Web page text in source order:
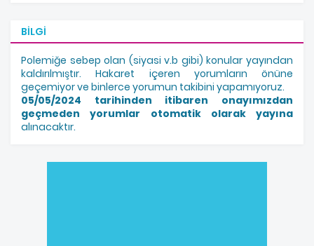
BILGI
Polemiğe sebep olan (siyasi v.b gibi) konular yayından
kaldırılmıştır. Hakaret içeren yorumların önüne
geçemiyor ve binlerce yorumun takibini yapamıyoruz.
05/05/2024 tarihinden itibaren onayımızdan
geçmeden yorumlar otomatik olarak yayına
alınacaktır.